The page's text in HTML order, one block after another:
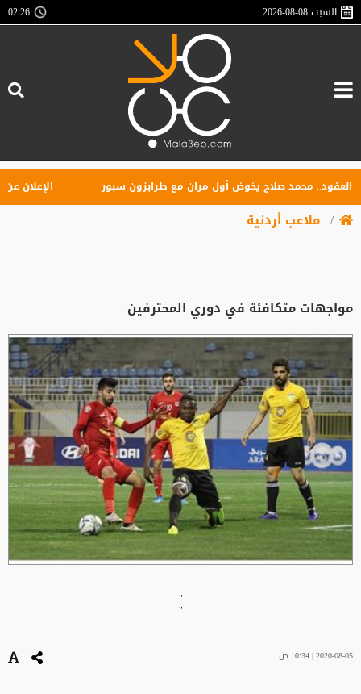
السبت2026-08-08
02:26
محمد صلاح يخوض أول مران مع طرابزون سبور الإعلان عن
ملاعب أردنية
مواجهات متكافئة في دوري المحترفين
"
"
2020-08-05 | 10:34 ص